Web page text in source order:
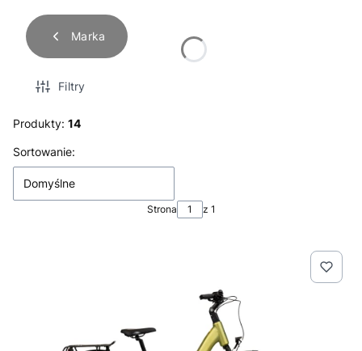
Marka
Filtry
Produkty: 14
Lista produktów
Sortowanie:
Domyślne
Strona z 1